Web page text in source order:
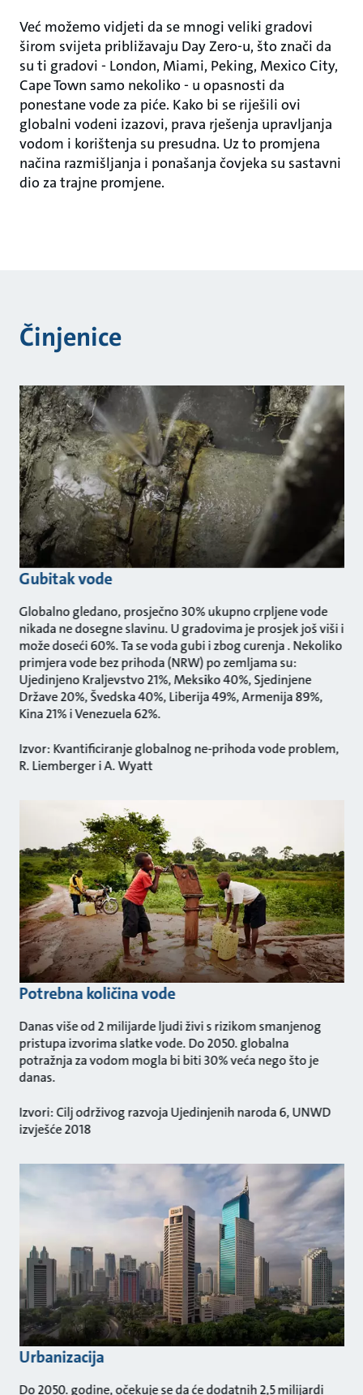
Već možemo vidjeti da se mnogi veliki gradovi
širom svijeta približavaju Day Zero-u, što znači da
su ti gradovi - London, Miami, Peking, Mexico City,
Cape Town samo nekoliko - u opasnosti da
ponestane vode za piće. Kako bi se riješili ovi
globalni vodeni izazovi, prava rješenja upravljanja
vodom i korištenja su presudna. Uz to promjena
načina razmišljanja i ponašanja čovjeka su sastavni
dio za trajne promjene.
Činjenice
Gubitak vode
Globalno gledano, prosječno 30% ukupno crpljene vode
nikada ne dosegne slavinu. U gradovima je prosjek još viši i
može doseći 60%. Ta se voda gubi i zbog curenja . Nekoliko
primjera vode bez prihoda (NRW) po zemljama su:
Ujedinjeno Kraljevstvo 21%, Meksiko 40%, Sjedinjene
Države 20%, Švedska 40%, Liberija 49%, Armenija 89%,
Kina 21% i Venezuela 62%.
Izvor: Kvantificiranje globalnog ne-prihoda vode problem,
R. Liemberger i A. Wyatt
Potrebna količina vode
Danas više od 2 milijarde ljudi živi s rizikom smanjenog
pristupa izvorima slatke vode. Do 2050. globalna
potražnja za vodom mogla bi biti 30% veća nego što je
danas.
Izvori: Cilj održivog razvoja Ujedinjenih naroda 6, UNWD
izvješće 2018
Urbanizacija
Do 2050. godine, očekuje se da će dodatnih 2,5 milijardi